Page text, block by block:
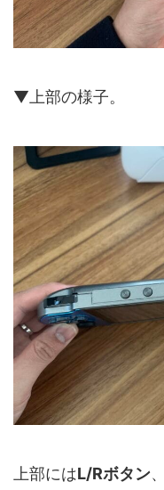
▼上部の様子。
上部にはL/Rボタン、